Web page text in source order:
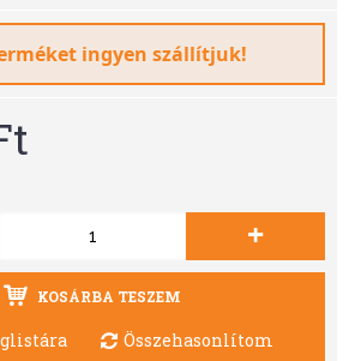
ingyen szállítjuk!
+
KOSÁRBA TESZEM
Összehasonlítom